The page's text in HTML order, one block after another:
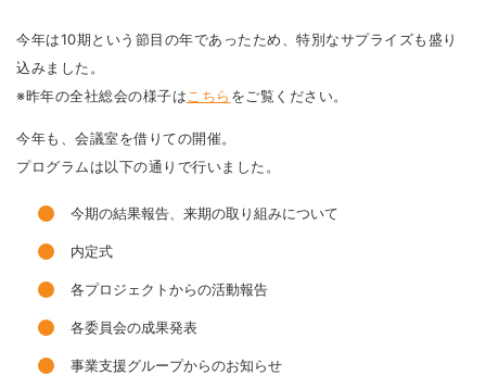
今年は10期という節目の年であったため、特別なサプライズも盛り
込みました。
※昨年の全社総会の様子はこちら をご覧ください。
今年も、会議室を借りての開催。
プログラムは以下の通りで行いました。
今期の結果報告、来期の取り組みについて
内定式
各プロジェクトからの活動報告
各委員会の成果発表
事業支援グループからのお知らせ